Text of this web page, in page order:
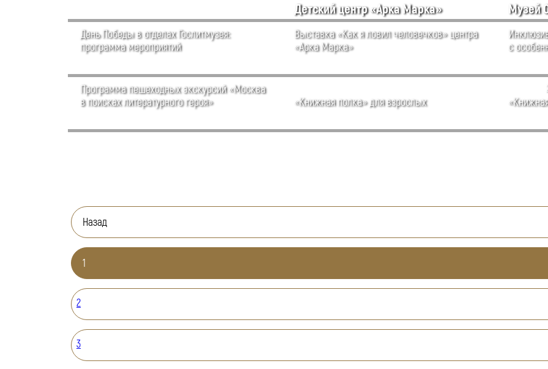
День Победы в отделах Гослитмузея:
программа мероприятий
Детский центр «Арка Марка»
Выставка «Как я ловил человечков» центра
«Арка Марка»
Музей
с
Программа пешеходных экскурсий «Москва
в поисках литературного героя»
«Книжная полка» для взрослых
Назад
1
2
3